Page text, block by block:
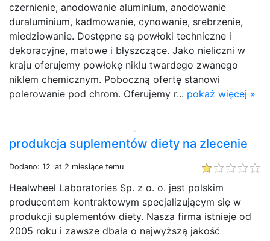
czernienie, anodowanie aluminium, anodowanie
duraluminium, kadmowanie, cynowanie, srebrzenie,
miedziowanie. Dostępne są powłoki techniczne i
dekoracyjne, matowe i błyszczące. Jako nieliczni w
kraju oferujemy powłokę niklu twardego zwanego
niklem chemicznym. Poboczną ofertę stanowi
polerowanie pod chrom. Oferujemy r... pokaż więcej »
produkcja suplementów diety na zlecenie
Dodano: 12 lat 2 miesiące temu
Healwheel Laboratories Sp. z o. o. jest polskim
producentem kontraktowym specjalizującym się w
produkcji suplementów diety. Nasza firma istnieje od
2005 roku i zawsze dbała o najwyższą jakość